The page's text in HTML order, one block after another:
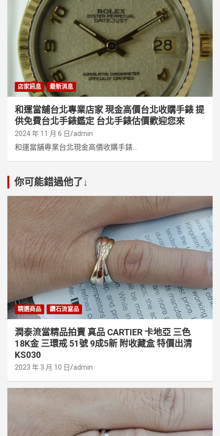
店家訊息 最新消息
和運當舖台北專業店家 現金高價台北收購手錶 提
供免費台北手錶鑑定 台北手錶估價歡迎您來
2024 年 11 月 6 日 admin
和運當舖專業台北現金高價收購手錶...
你可能錯過他了↓
精選商品 鑽石流當品
潤泰流當精品拍賣 真品 CARTIER 卡地亞 三色
18K金 三環戒 51號 9成5新 附收藏盒 特價出清
KS030
2023 年 3 月 10 日 admin